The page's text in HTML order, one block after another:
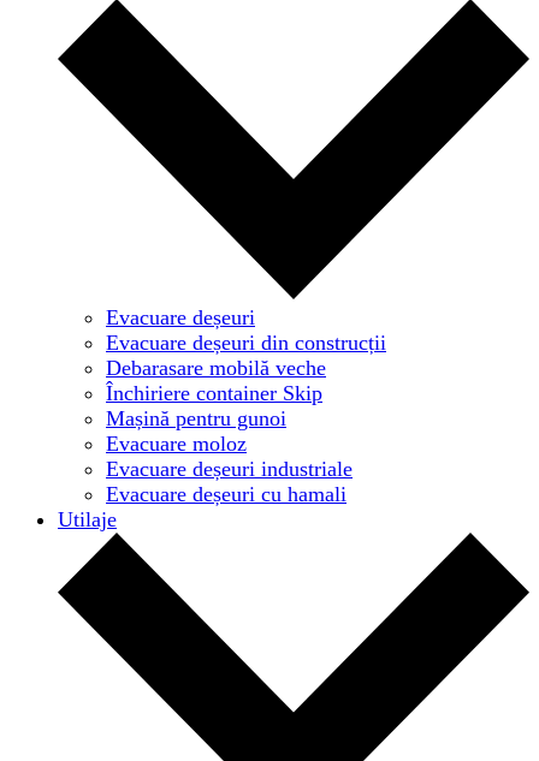
Evacuare deșeuri
Evacuare deșeuri din construcții
Debarasare mobilă veche
Închiriere container Skip
Mașină pentru gunoi
Evacuare moloz
Evacuare deșeuri industriale
Evacuare deșeuri cu hamali
Utilaje